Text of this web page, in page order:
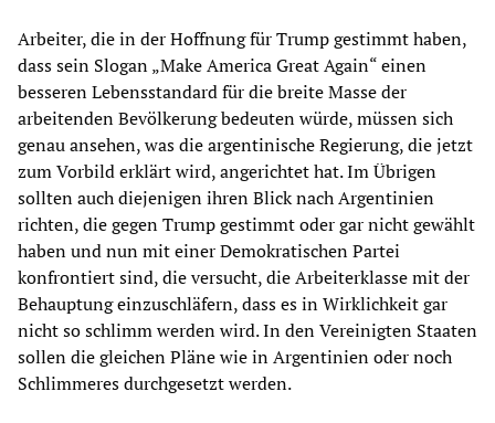
Arbeiter, die in der Hoffnung für Trump gestimmt haben,
dass sein Slogan „Make America Great Again“ einen
besseren Lebensstandard für die breite Masse der
arbeitenden Bevölkerung bedeuten würde, müssen sich
genau ansehen, was die argentinische Regierung, die jetzt
zum Vorbild erklärt wird, angerichtet hat. Im Übrigen
sollten auch diejenigen ihren Blick nach Argentinien
richten, die gegen Trump gestimmt oder gar nicht gewählt
haben und nun mit einer Demokratischen Partei
konfrontiert sind, die versucht, die Arbeiterklasse mit der
Behauptung einzuschläfern, dass es in Wirklichkeit gar
nicht so schlimm werden wird. In den Vereinigten Staaten
sollen die gleichen Pläne wie in Argentinien oder noch
Schlimmeres durchgesetzt werden.